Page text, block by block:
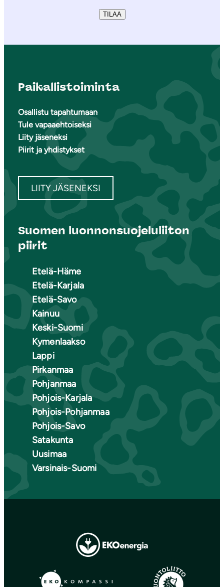
TILAA
Paikallistoiminta
Osallistu tapahtumaan
Tule vapaaehtoiseksi
Liity jäseneksi
Piirit ja yhdistykset
LIITY JÄSENEKSI
Suomen luonnonsuojeluliiton
piirit
Etelä-Häme
Etelä-Karjala
Etelä-Savo
Kainuu
Keski-Suomi
Kymenlaakso
Lappi
Pirkanmaa
Pohjanmaa
Pohjois-Karjala
Pohjois-Pohjanmaa
Pohjois-Savo
Satakunta
Uusimaa
Varsinais-Suomi